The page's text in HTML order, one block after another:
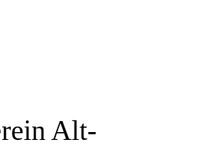
Alt-